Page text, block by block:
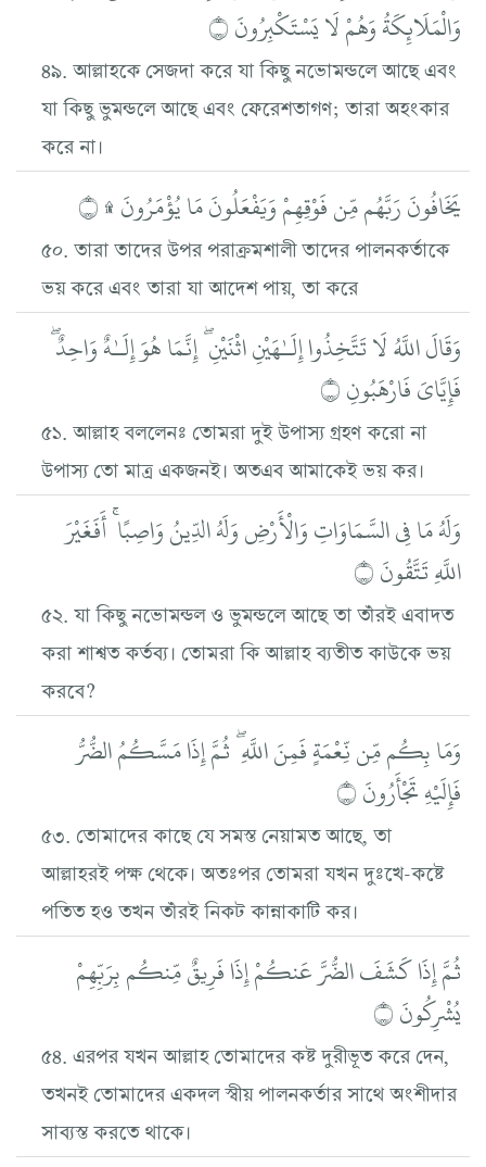
وَالْمَلَائِكَةُ وَهُمْ لَا يَسْتَكْبِرُونَ ۝
৪৯. আল্লাহকে সেজদা করে যা কিছু নভোমন্ডলে আছে এবং
যা কিছু ভুমন্ডলে আছে এবং ফেরেশতাগণ; তারা অহংকার
করে না।
يَخَافُونَ رَبَّهُم مِّن فَوْقِهِمْ وَيَفْعَلُونَ مَا يُؤْمَرُونَ ۩ ۝
৫০. তারা তাদের উপর পরাক্রমশালী তাদের পালনকর্তাকে
ভয় করে এবং তারা যা আদেশ পায়, তা করে
وَقَالَ اللَّهُ لَا تَتَّخِذُوا إِلَـٰهَيْنِ اثْنَيْنِ ۖ إِنَّمَا هُوَ إِلَـٰهٌ وَاحِدٌ ۖ
فَإِيَّايَ فَارْهَبُونِ ۝
৫১. আল্লাহ বললেনঃ তোমরা দুই উপাস্য গ্রহণ করো না
উপাস্য তো মাত্র একজনই। অতএব আমাকেই ভয় কর।
وَلَهُ مَا فِي السَّمَاوَاتِ وَالْأَرْضِ وَلَهُ الدِّينُ وَاصِبًا ۚ أَفَغَيْرَ
اللَّهِ تَتَّقُونَ ۝
৫২. যা কিছু নভোমন্ডল ও ভুমন্ডলে আছে তা তাঁরই এবাদত
করা শাশ্বত কর্তব্য। তোমরা কি আল্লাহ ব্যতীত কাউকে ভয়
করবে?
وَمَا بِكُم مِّن نِّعْمَةٍ فَمِنَ اللَّهِ ۖ ثُمَّ إِذَا مَسَّكُمُ الضُّرُّ
فَإِلَيْهِ تَجْأَرُونَ ۝
৫৩. তোমাদের কাছে যে সমস্ত নেয়ামত আছে, তা
আল্লাহরই পক্ষ থেকে। অতঃপর তোমরা যখন দুঃখে-কষ্টে
পতিত হও তখন তাঁরই নিকট কান্নাকাটি কর।
ثُمَّ إِذَا كَشَفَ الضُّرَّ عَنكُمْ إِذَا فَرِيقٌ مِّنكُم بِرَبِّهِمْ
يُشْرِكُونَ ۝
৫৪. এরপর যখন আল্লাহ তোমাদের কষ্ট দুরীভূত করে দেন,
তখনই তোমাদের একদল স্বীয় পালনকর্তার সাথে অংশীদার
সাব্যস্ত করতে থাকে।